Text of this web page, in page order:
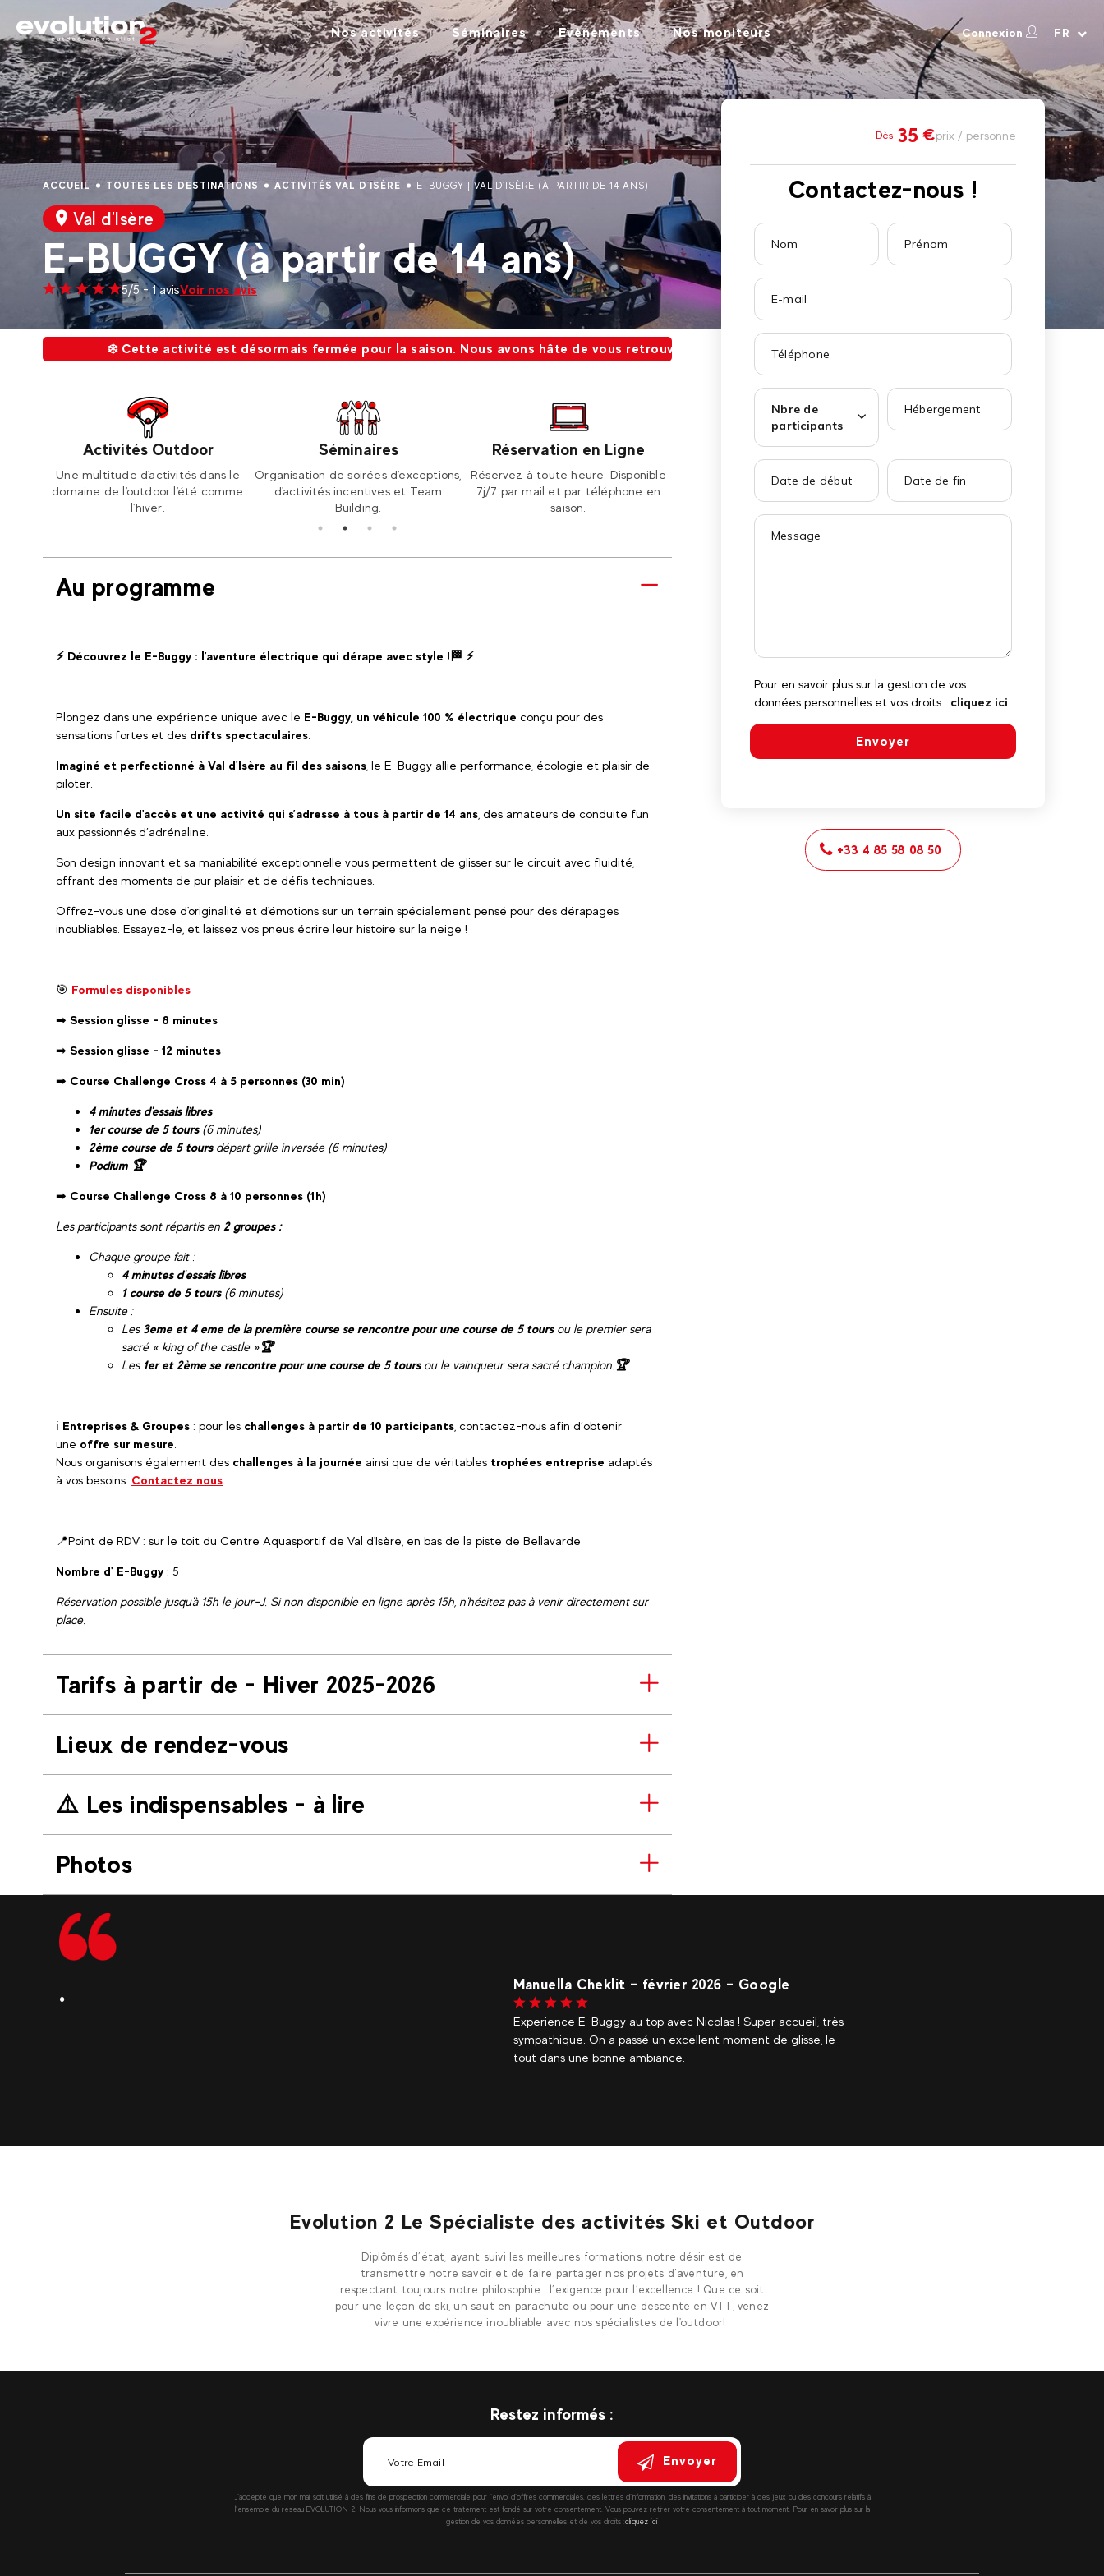
Nos activités Séminaires Évènements Nos moniteurs Connexion FR
ACCUEIL TOUTES LES DESTINATIONS ACTIVITÉS VAL D'ISÈRE E-BUGGY | VAL D'ISÈRE (À PARTIR DE 14 ANS)
Val d'Isère
E-BUGGY (à partir de 14 ans)
5/5 - 1 avisVoir nos avis
❄️ Cette activité est désormais fermée pour la saison. Nous avons hâte de vous retrouver pour la saison d'hiver 2026-2027 ! ❄️
Activités Outdoor
Une multitude d'activités dans le
domaine de l'outdoor l'été comme
l'hiver.
Séminaires
Organisation de soirées d'exceptions,
d'activités incentives et Team
Building.
Réservation en Ligne
Réservez à toute heure. Disponible
7j/7 par mail et par téléphone en
saison.
École de ski
Cours collectifs et cours privés, que
Une multitude d'activités dans le
Au programme
⚡ Découvrez le E-Buggy : l'aventure électrique qui dérape avec style !🏁 ⚡
Plongez dans une expérience unique avec le E-Buggy, un véhicule 100 % électrique conçu pour des
sensations fortes et des drifts spectaculaires.
Imaginé et perfectionné à Val d'Isère au fil des saisons , le E-Buggy allie performance, écologie et plaisir de
piloter.
Un site facile d'accès et une activité qui s’adresse à tous à partir de 14 ans , des amateurs de conduite fun
aux passionnés d’adrénaline.
Son design innovant et sa maniabilité exceptionnelle vous permettent de glisser sur le circuit avec fluidité,
offrant des moments de pur plaisir et de défis techniques.
Offrez-vous une dose d'originalité et d'émotions sur un terrain spécialement pensé pour des dérapages
inoubliables. Essayez-le, et laissez vos pneus écrire leur histoire sur la neige !
🎯 Formules disponibles
➡ Session glisse - 8 minutes
➡ Session glisse - 12 minutes
➡ Course Challenge Cross 4 à 5 personnes (30 min)
4 minutes d'essais libres
1er course de 5 tours (6 minutes)
2ème course de 5 tours départ grille inversée (6 minutes)
Podium 🏆
➡ Course Challenge Cross 8 à 10 personnes (1h)
Les participants sont répartis en 2 groupes :
Chaque groupe fait :
4 minutes d’essais libres
1 course de 5 tours (6 minutes)
Ensuite :
Les3eme et 4 eme de la première course se rencontre pour une course de 5 tours ou le premier sera
sacré « king of the castle »🏆
Les 1er et 2ème se rencontre pour une course de 5 toursou le vainqueur sera sacré champion. 🏆
ℹ Entreprises & Groupes : pour les challenges à partir de 10 participants , contactez-nous afin d’obtenir
une offre sur mesure
Nous organisons également des challenges à la journée ainsi que de véritables trophées entreprise adaptés
à vos besoins. Contactez nous
📍Point de RDV : sur le toit du Centre Aquasportif de Val d'Isère, en bas de la piste de Bellavarde
Nombre d' E-Buggy : 5
Réservation possible jusqu'à 15h le jour-J. Si non disponible en ligne après 15h, n'hésitez pas à venir directement sur
place.
Tarifs à partir de - Hiver 2025-2026
Lieux de rendez-vous
⚠️ Les indispensables - à lire
Photos
Dès 35 €prix / personne
Contactez-nous !
Nbre de
participants
Pour en savoir plus sur la gestion de vos
données personnelles et vos droits : cliquez ici
Envoyer
+33 4 85 58 08 50
. Manuella Cheklit – février 2026 – Google
Experience E-Buggy au top avec Nicolas ! Super accueil, très
sympathique. On a passé un excellent moment de glisse, le
tout dans une bonne ambiance.
Evolution 2 Le Spécialiste des activités Ski et Outdoor
Diplômés d’état, ayant suivi les meilleures formations, notre désir est de
transmettre notre savoir et de faire partager nos projets d’aventure, en
respectant toujours notre philosophie : l’exigence pour l’excellence ! Que ce soit
pour une leçon de ski, un saut en parachute ou pour une descente en VTT, venez
vivre une expérience inoubliable avec nos spécialistes de l'outdoor!
Restez informés :
Envoyer
J’accepte que mon mail soit utilisé à des fins de prospection commerciale pour l’envoi d’offres commerciales, des lettres d’information, des invitations à participer à des jeux ou des concours relatifs à
l’ensemble du réseau EVOLUTION 2. Nous vous informons que ce traitement est fondé sur votre consentement. Vous pouvez retirer votre consentement à tout moment. Pour en savoir plus sur la
gestion de vos données personnelles et de vos droits :cliquez ici